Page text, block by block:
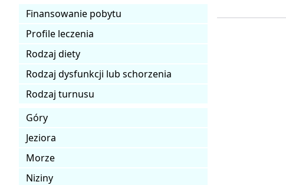
Finansowanie pobytu
Profile leczenia
Rodzaj diety
Rodzaj dysfunkcji lub schorzenia
Rodzaj turnusu
Góry
Jeziora
Morze
Niziny